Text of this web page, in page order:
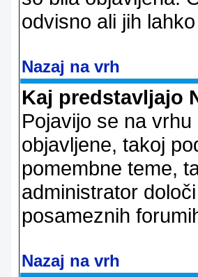
odvisno ali jih
Nazaj na vrh
Kaj predstavljajo
Pojavijo se na
objavljene, takoj
pomembne teme,
administrator
posameznih
Nazaj na vrh